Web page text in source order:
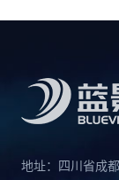
地址：四川省成